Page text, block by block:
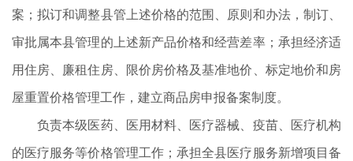
案；拟订和调整县管上述价格的范围、原则和办法，制订、
审批属本县管理的上述新产品价格和经营差率；承担经济适
用住房、廉租住房、限价房价格及基准地价、标定地价和房
屋重置价格管理工作，建立商品房申报备案制度。
负责本级医药、医用材料、医疗器械、疫苗、医疗机构
的医疗服务等价格管理工作；承担全县医疗服务新增项目备